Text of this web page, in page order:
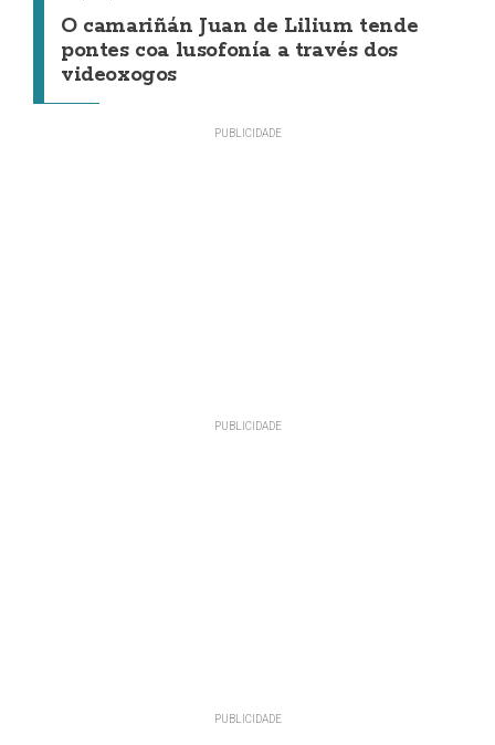
O camariñán Juan de Lilium tende
pontes coa lusofonía a través dos
videoxogos